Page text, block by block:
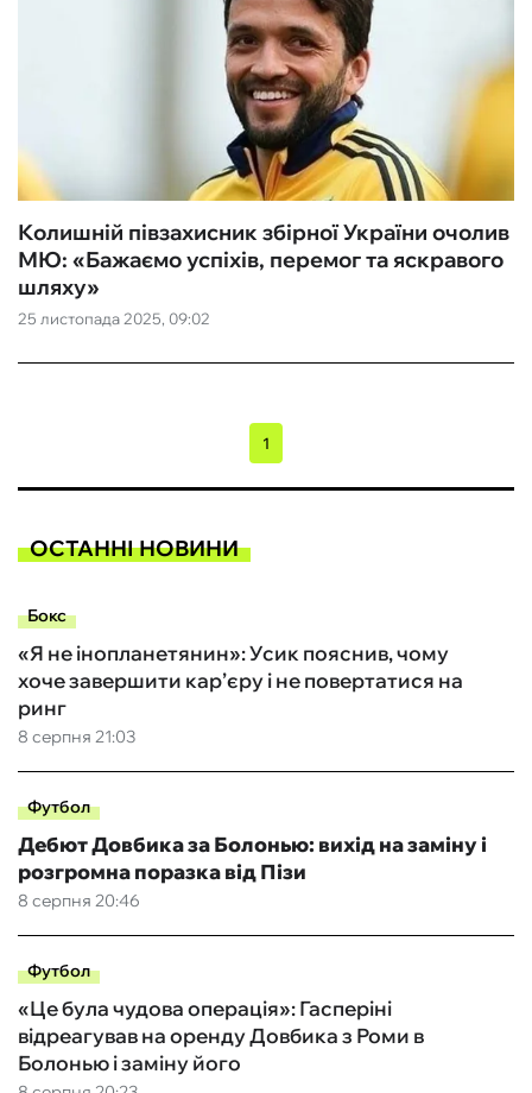
25 листопада 2025, 09:02
Колишній півзахисник збірної України очолив
МЮ: «Бажаємо успіхів, перемог та яскравого
шляху»
1
ОСТАННІ НОВИНИ
Бокс
8 серпня 21:03
«Я не інопланетянин»: Усик пояснив, чому
хоче завершити кар’єру і не повертатися на
ринг
Футбол
8 серпня 20:46
Дебют Довбика за Болонью: вихід на заміну і
розгромна поразка від Пізи
Футбол
«Це була чудова операція»: Гасперіні
відреагував на оренду Довбика з Роми в
Болонью і заміну його